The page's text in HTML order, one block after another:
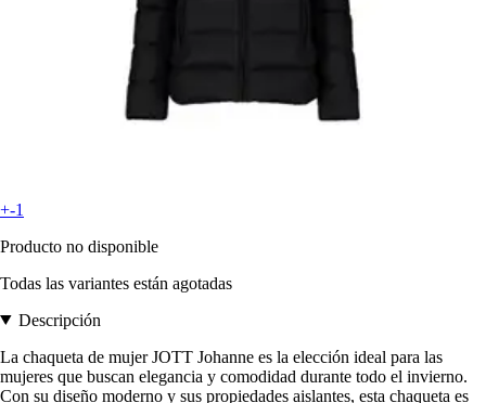
+-1
Producto no disponible
Todas las variantes están agotadas
Descripción
La chaqueta de mujer JOTT Johanne es la elección ideal para las
mujeres que buscan elegancia y comodidad durante todo el invierno.
Con su diseño moderno y sus propiedades aislantes, esta chaqueta es